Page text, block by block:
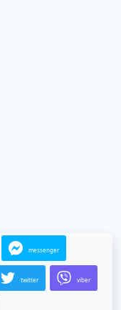
messenger
twitter viber